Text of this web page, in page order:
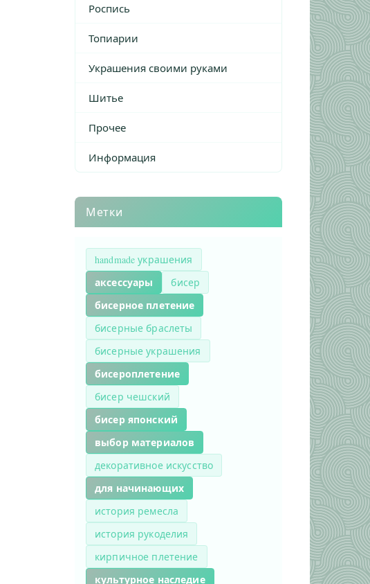
Роспись
Топиарии
Украшения своими руками
Шитье
Прочее
Информация
Метки
handmade украшения
аксессуары бисер
бисерное плетение
бисерные браслеты
бисерные украшения
бисероплетение
бисер чешский
бисер японский
выбор материалов
декоративное искусство
для начинающих
история ремесла
история рукоделия
кирпичное плетение
культурное наследие